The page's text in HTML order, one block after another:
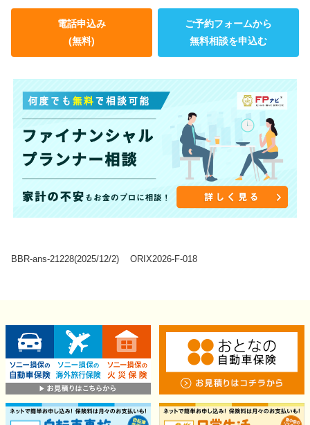
電話申込み
(無料)
ご予約フォームから
無料相談を申込む
BBR-ans-21228(2025/12/2) ORIX2026-F-018